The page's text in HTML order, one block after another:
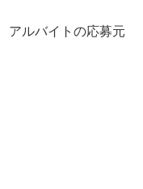
アルバイトの応募元